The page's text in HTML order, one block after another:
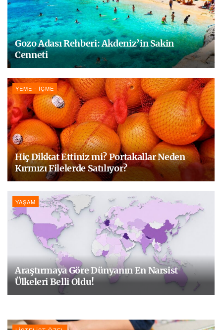
Gozo Adası Rehberi: Akdeniz’in Sakin
Cenneti
YEME - İÇME
Hiç Dikkat Ettiniz mi? Portakallar Neden
Kırmızı Filelerde Satılıyor?
YAŞAM
Araştırmaya Göre Dünyanın En Narsist
Ülkeleri Belli Oldu!